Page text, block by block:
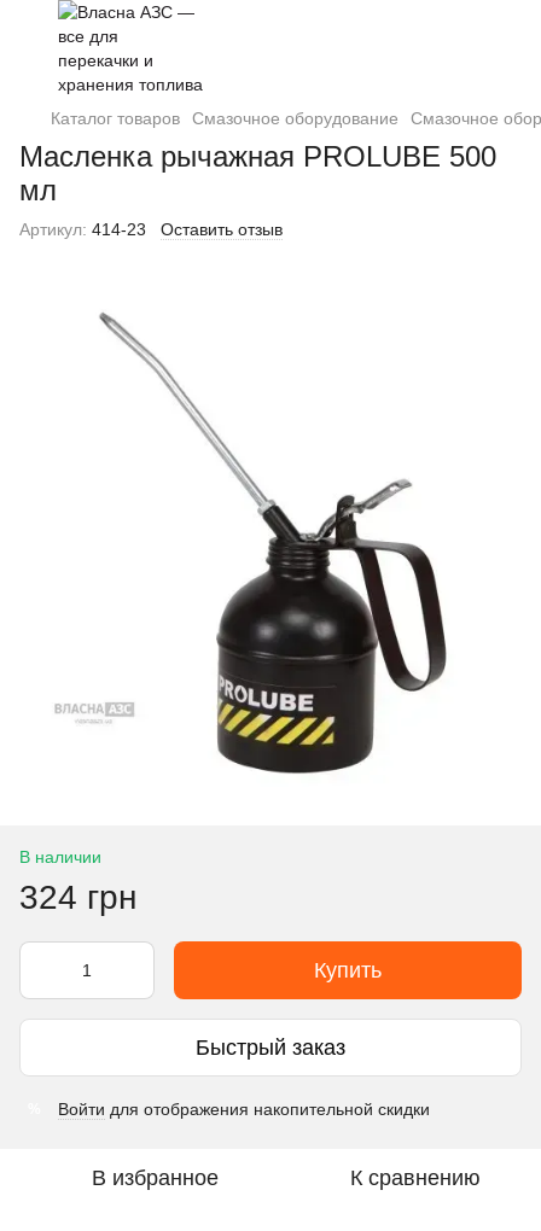
Каталог товаров Смазочное оборудование Смазочное
Масленка рычажная PROLUBE 500
мл
Артикул: 414-23 Оставить отзыв
В наличии
324 грн
Купить
Быстрый заказ
Войти для отображения накопительной скидки
В избранное К сравнению